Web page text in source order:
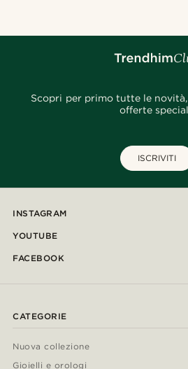
Scopri per primo tutte le
offerte
ISCRIVITI
INSTAGRAM
YOUTUBE
FACEBOOK
CATEGORIE
Nuova collezione
Gioielli e orologi